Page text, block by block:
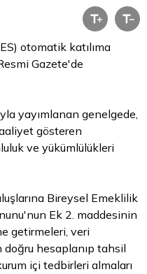
otomatik katılıma
Gazete'de
yayımlanan genelgede,
gösteren
ve yükümlülükleri
Bireysel Emeklilik
Ek 2. maddesinin
getirmeleri, veri
doğru hesaplanıp tahsil
içi tedbirleri almaları